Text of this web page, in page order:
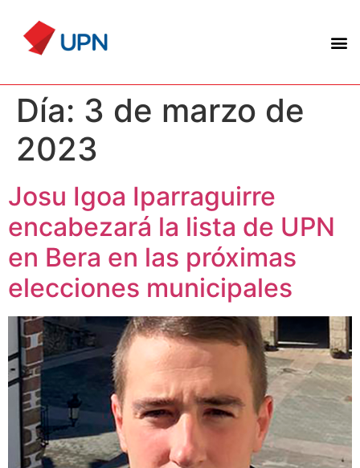
Día: 3 de marzo de
2023
Josu Igoa Iparraguirre
encabezará la lista de UPN
en Bera en las próximas
elecciones municipales